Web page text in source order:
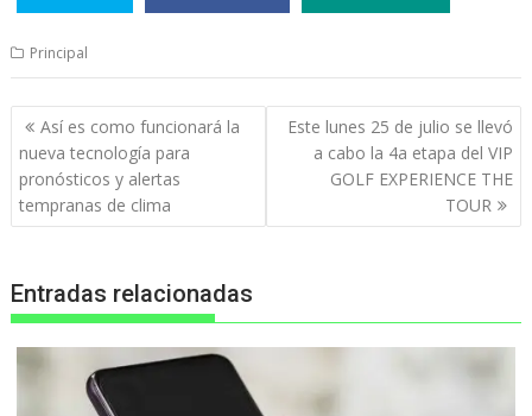
Principal
Navegación
de
entradas
Así es como funcionará la
nueva tecnología para
pronósticos y alertas
tempranas de clima
Este lunes 25 de julio se llevó
a cabo la 4a etapa del VIP
GOLF EXPERIENCE THE
TOUR
Entradas relacionadas